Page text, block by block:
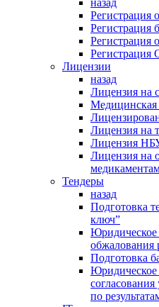
назад
Регистрация
Регистрация
Регистрация
Регистрация
Лицензии
назад
Лицензия на
Медицинская
Лицензия на
Лицензия
Лицензия на
Тендеры
назад
Подготовка
ключ”
Юридическое
обжалования
Подготовка
Юридическое
по